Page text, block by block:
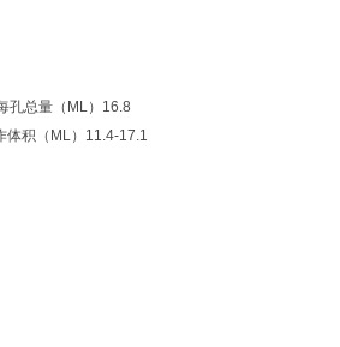
孔总量（ML）16.8
积（ML）11.4-17.1